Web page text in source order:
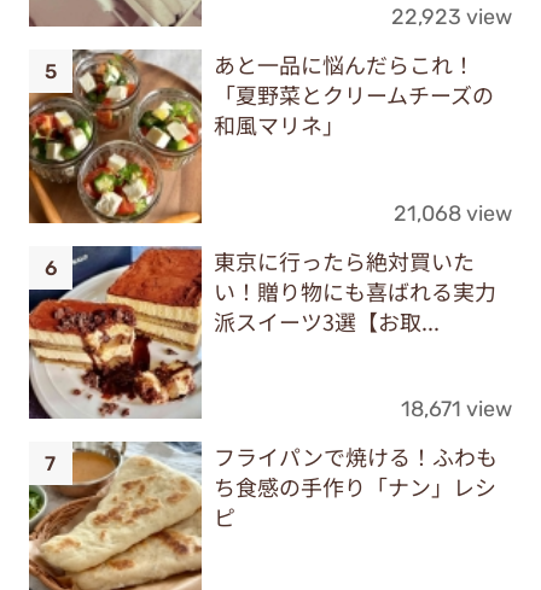
22,923 view
あと一品に悩んだらこれ！
「夏野菜とクリームチーズの
和風マリネ」
21,068 view
東京に行ったら絶対買いた
い！贈り物にも喜ばれる実力
派スイーツ3選【お取...
18,671 view
フライパンで焼ける！ふわも
ち食感の手作り「ナン」レシ
ピ